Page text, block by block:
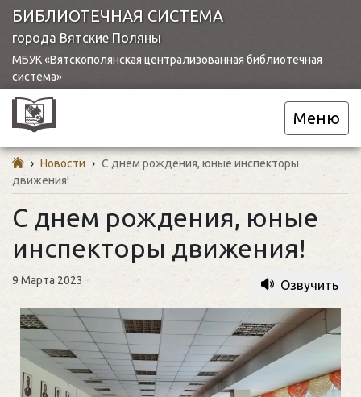
БИБЛИОТЕЧНАЯ СИСТЕМА
города Вятские Поляны
МБУК «Вятскополянская централизованная библиотечная
система»
Меню
› Новости › С днем рождения, юные инспекторы
движения!
С днем рождения, юные
инспекторы движения!
9 Марта 2023 Озвучить